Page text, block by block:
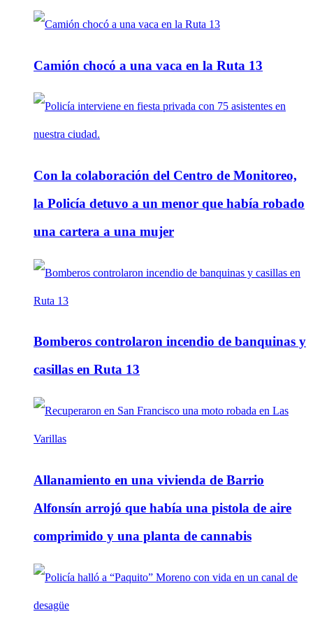
Camión chocó a una vaca en la Ruta 13
Con la colaboración del Centro de Monitoreo,
la Policía detuvo a un menor que había robado
una cartera a una mujer
Bomberos controlaron incendio de banquinas y
casillas en Ruta 13
Allanamiento en una vivienda de Barrio
Alfonsín arrojó que había una pistola de aire
comprimido y una planta de cannabis